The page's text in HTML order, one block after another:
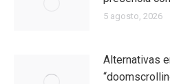
5 agosto, 2026
Alternativas